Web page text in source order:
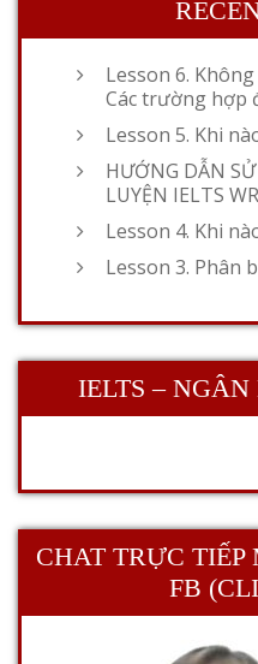
Lesson 6.
Các trường hợp
Lesson 5. Khi
HƯỚNG DẪN
LUYỆN IELTS
Lesson 4. Khi
Lesson 3. Phân
IELTS –
CHAT TRỰC
FB